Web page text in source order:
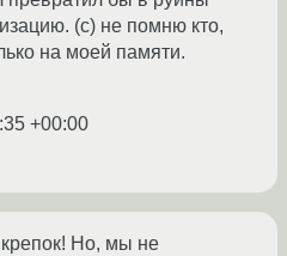
(с) не помню кто,
на моей памяти.
+00:00
Но, мы не